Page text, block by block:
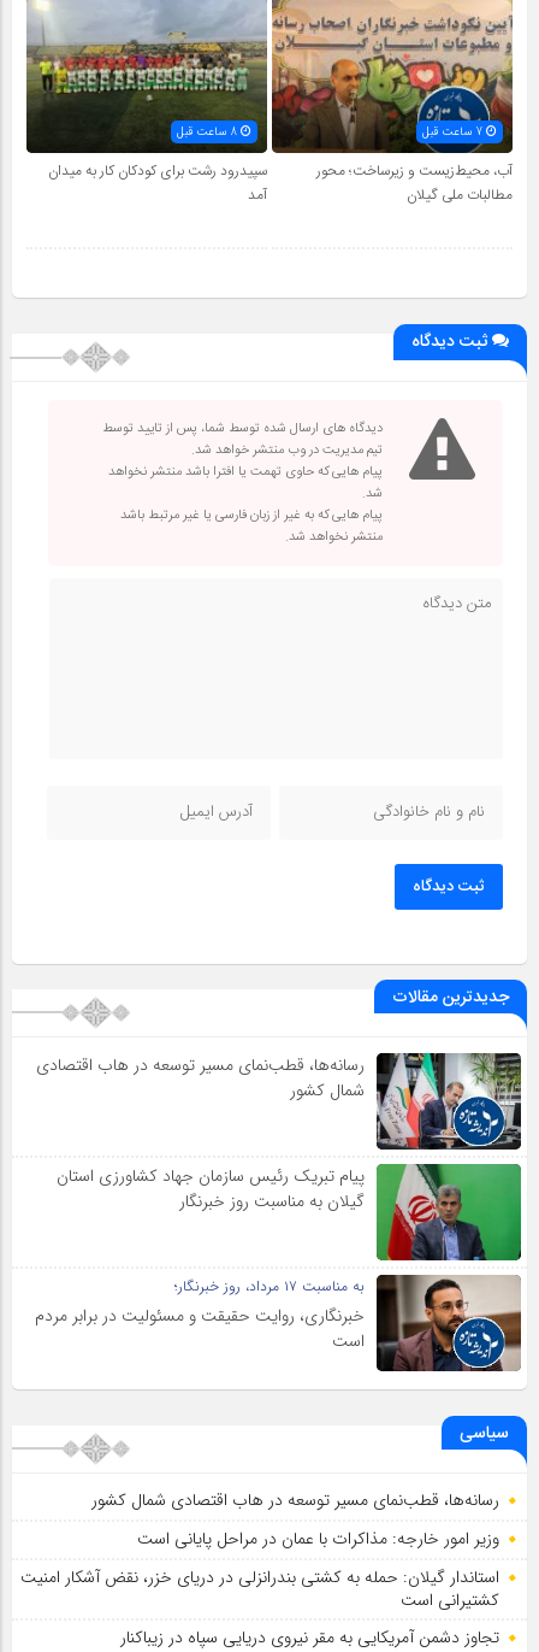
7 ساعت قبل
آب، محیط‌زیست و زیرساخت؛ محور
مطالبات ملی گیلان
سپیدرود رشت برای کودکان کار به میدان
آمد
ثبت دیدگاه
دیدگاه های ارسال شده توسط شما، پس از تایید توسط
تیم مدیریت در وب منتشر خواهد شد.
پیام هایی که حاوی تهمت یا افترا باشد منتشر نخواهد
شد.
پیام هایی که به غیر از زبان فارسی یا غیر مرتبط باشد
منتشر نخواهد شد.
ثبت دیدگاه
جدیدترین مقالات
رسانه‌ها، قطب‌نمای مسیر توسعه در هاب اقتصادی
شمال كشور
پیام تبریک رئیس سازمان جهاد کشاورزی استان
گیلان به‌ مناسبت روز خبرنگار
به مناسبت ۱۷ مرداد، روز خبرنگار؛
خبرنگاری، روایت حقیقت و مسئولیت‌ در برابر مردم
است
سیاسی
رسانه‌ها، قطب‌نمای مسیر توسعه در هاب اقتصادی شمال كشور
وزیر امور خارجه: مذاکرات با عمان در مراحل پایانی است
استاندار گیلان: حمله به کشتی بندرانزلی در دریای خزر، نقض آشکار امنیت
کشتیرانی است
تجاوز دشمن آمریکایی به مقر نیروی دریایی سپاه در زیباکنار